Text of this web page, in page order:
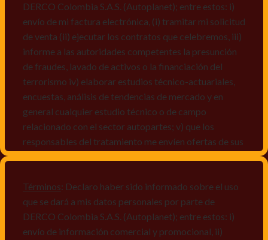
DERCO Colombia S.A.S. (Autoplanet); entre estos: i)
envío de mi factura electrónica, (i) tramitar mi solicitud
de venta (ii) ejecutar los contratos que celebremos, iii)
informe a las autoridades competentes la presunción
de fraudes, lavado de activos o la financiación del
terrorismo iv) elaborar estudios técnico-actuariales,
encuestas, análisis de tendencias de mercado y en
general cualquier estudio técnico o de campo
relacionado con el sector autopartes; v) que los
responsables del tratamiento me envíen ofertas de sus
mismos, vi) crear bases de datos de acuerdo a las
características y perfiles de los titulares de Datos
Personales, v) encuestas de satisfacción, vi) reportes
recall.
Términos: Declaro haber sido informado sobre el uso
que se dará a mis datos personales por parte de
DERCO Colombia S.A.S. (Autoplanet); entre estos: i)
envío de información comercial y promocional, ii)